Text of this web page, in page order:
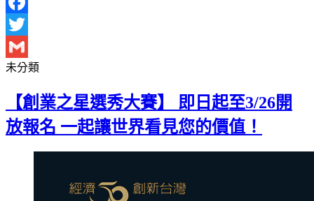
Facebook
Twitter
Gmail
未分類
【創業之星選秀大賽】 即日起至3/26開
放報名 一起讓世界看見您的價值！